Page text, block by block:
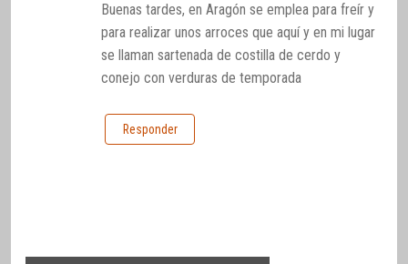
Buenas tardes, en Aragón se emplea para freír y
para realizar unos arroces que aquí y en mi lugar
se llaman sartenada de costilla de cerdo y
conejo con verduras de temporada
Responder